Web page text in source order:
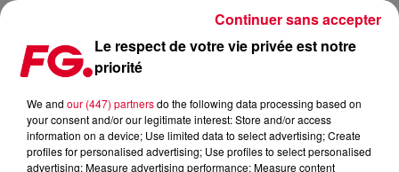
ALAN WALKER DÉVOILE UN NOUVEL UNIVERS MYSTÉRIEUX AVEC LA VIDÉO
Publié : 9 août 2018 à 8h47 par La rédaction
Le respect de votre vie privée est notre
priorité
We and our (447) partnersdo the following data processing based on
your consent and/or our legitimate interest: Store and/or access
information on a device; Use limited data to select advertising; Create
profiles for personalised advertising; Use profiles to select personalised
advertising; Measure advertising performance; Measure content
Continuer sans accepter